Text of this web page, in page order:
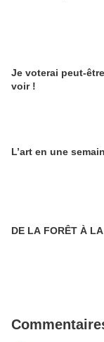
Je voterai peut-
voir !
L’art en une
DE LA FORÊT À